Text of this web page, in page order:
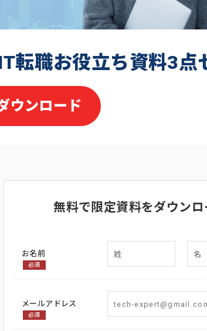
転職お役立ち資料3点
ウンロード
無料で限定資料をダウンロ
お名前
必須
メールアドレス
必須